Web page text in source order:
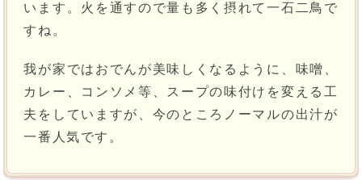
います。火を通すので量も多く摂れて一石二鳥で
すね。
我が家ではおでんが美味しくなるように、味噌、
カレー、コンソメ等、スープの味付けを変える工
夫をしていますが、今のところノーマルの出汁が
一番人気です。